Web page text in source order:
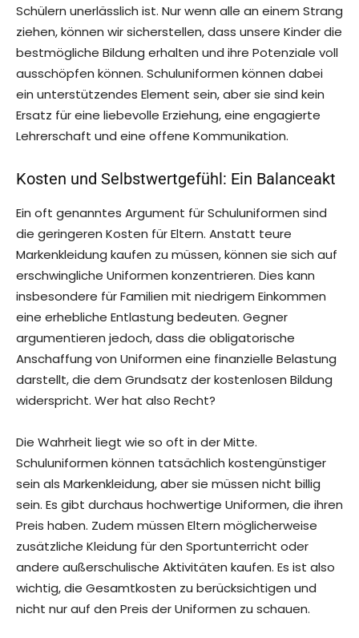
Schülern unerlässlich ist. Nur wenn alle an einem Strang
ziehen, können wir sicherstellen, dass unsere Kinder die
bestmögliche Bildung erhalten und ihre Potenziale voll
ausschöpfen können. Schuluniformen können dabei
ein unterstützendes Element sein, aber sie sind kein
Ersatz für eine liebevolle Erziehung, eine engagierte
Lehrerschaft und eine offene Kommunikation.
Kosten und Selbstwertgefühl: Ein Balanceakt
Ein oft genanntes Argument für Schuluniformen sind
die geringeren Kosten für Eltern. Anstatt teure
Markenkleidung kaufen zu müssen, können sie sich auf
erschwingliche Uniformen konzentrieren. Dies kann
insbesondere für Familien mit niedrigem Einkommen
eine erhebliche Entlastung bedeuten. Gegner
argumentieren jedoch, dass die obligatorische
Anschaffung von Uniformen eine finanzielle Belastung
darstellt, die dem Grundsatz der kostenlosen Bildung
widerspricht. Wer hat also Recht?
Die Wahrheit liegt wie so oft in der Mitte.
Schuluniformen können tatsächlich kostengünstiger
sein als Markenkleidung, aber sie müssen nicht billig
sein. Es gibt durchaus hochwertige Uniformen, die ihren
Preis haben. Zudem müssen Eltern möglicherweise
zusätzliche Kleidung für den Sportunterricht oder
andere außerschulische Aktivitäten kaufen. Es ist also
wichtig, die Gesamtkosten zu berücksichtigen und
nicht nur auf den Preis der Uniformen zu schauen.